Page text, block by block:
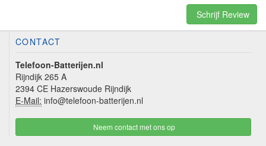
Schrijf Review
CONTACT
Telefoon-Batterijen.nl
Rijndijk 265 A
2394 CE Hazerswoude Rijndijk
E-Mail: info@telefoon-batterijen.nl
Neem contact met ons op